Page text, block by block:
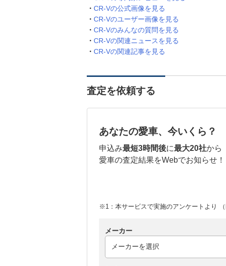
CR-Vの公式画像を見る
CR-Vのユーザー画像を見る
CR-Vのみんなの質問を見る
CR-Vの関連ニュースを見る
CR-Vの関連記事を見る
査定を依頼する
あなたの愛車、今いくら？
申込み最短3時間後に最大20社から
愛車の査定結果をWebでお知らせ！
※1：本サービスで実施のアンケートより （
メーカー